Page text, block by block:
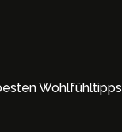
Wohlfühltipps